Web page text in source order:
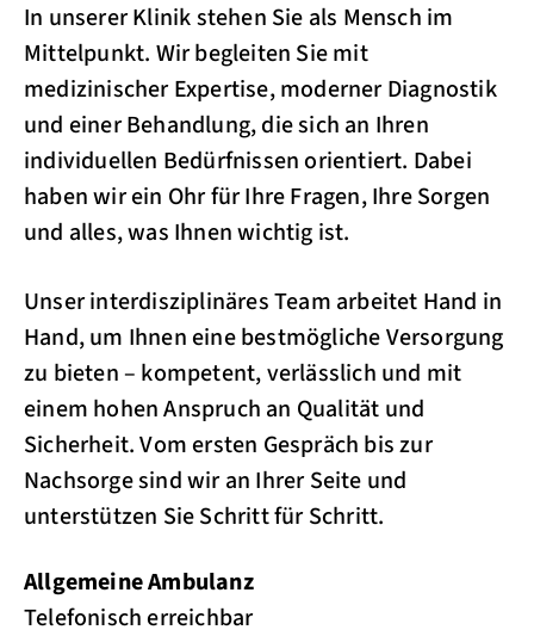
In unserer Klinik stehen Sie als Mensch im
Mittelpunkt. Wir begleiten Sie mit
medizinischer Expertise, moderner Diagnostik
und einer Behandlung, die sich an Ihren
individuellen Bedürfnissen orientiert. Dabei
haben wir ein Ohr für Ihre Fragen, Ihre Sorgen
und alles, was Ihnen wichtig ist.
Unser interdisziplinäres Team arbeitet Hand in
Hand, um Ihnen eine bestmögliche Versorgung
zu bieten – kompetent, verlässlich und mit
einem hohen Anspruch an Qualität und
Sicherheit. Vom ersten Gespräch bis zur
Nachsorge sind wir an Ihrer Seite und
unterstützen Sie Schritt für Schritt.
Allgemeine Ambulanz
Telefonisch erreichbar